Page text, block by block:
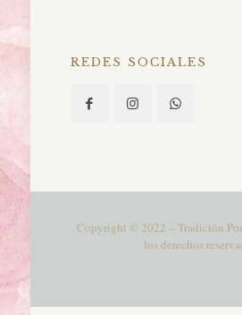
REDES SOCIALES
Copyright © 2022 – Tradición
los derechos